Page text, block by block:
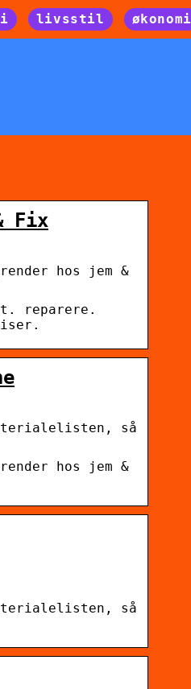
livsstil økonomi
Fix
hos jem &
reparere.
så
hos jem &
så